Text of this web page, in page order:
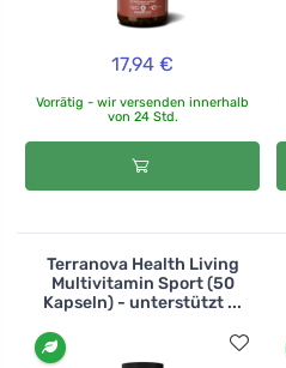
17,94 €
Vorrätig - wir versenden innerhalb
von 24 Std.
Terranova Health Living
Multivitamin Sport (50
Kapseln) - unterstützt ...